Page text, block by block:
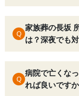
Q
家族葬の長坂
は？深夜でも
Q
病院で亡くな
れば良いです